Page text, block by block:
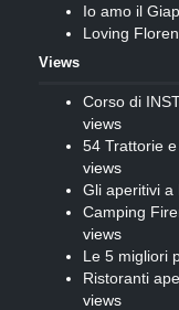
Io amo il
Loving
Views
Corso di
views
54 Trattorie
views
Gli aperitivi
Camping
views
Le 5 migliori
Ristoranti
views